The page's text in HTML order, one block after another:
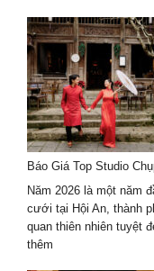
riêng
vụ
du
lịch
kết
hợp
chụp
ảnh
cưới
2026
trọn
gói
–
Báo Giá Top Studio
Năm 2026 là một năm
cưới tại Hội An, thành
quan thiên nhiên tuyệt
thêm